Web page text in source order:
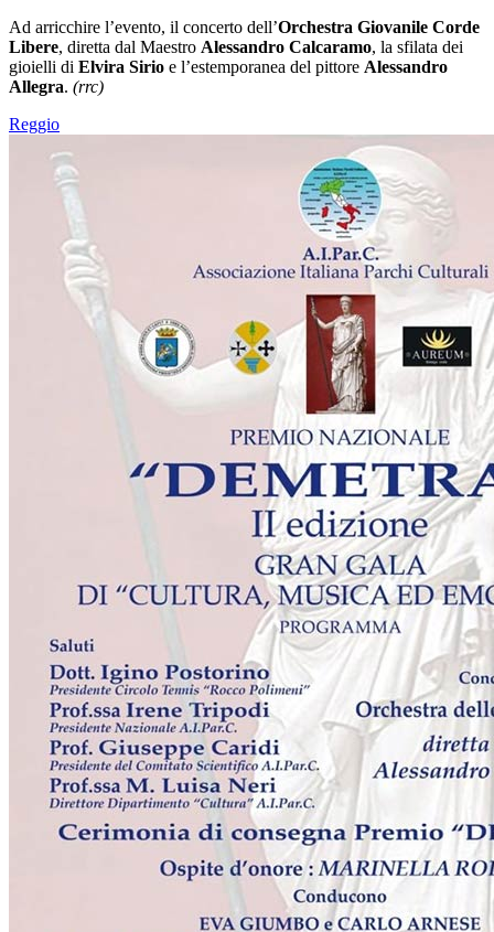
Ad arricchire l’evento, il concerto dell’Orchestra Giovanile Corde
Libere, diretta dal Maestro Alessandro Calcaramo, la sfilata dei
gioielli di Elvira Sirio e l’estemporanea del pittore Alessandro
Allegra. (rrc)
Reggio